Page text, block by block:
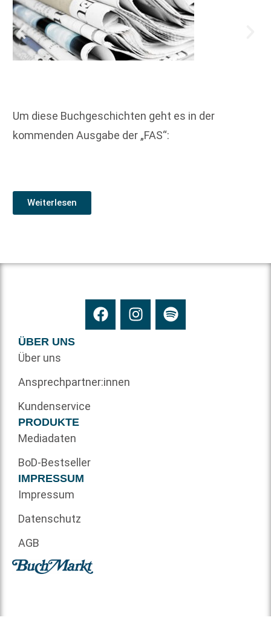
Um diese Buchgeschichten geht es in der
kommenden Ausgabe der „FAS“:
Weiterlesen
ÜBER UNS
Über uns
Ansprechpartner:innen
Kundenservice
PRODUKTE
Mediadaten
BoD-Bestseller
IMPRESSUM
Impressum
Datenschutz
AGB